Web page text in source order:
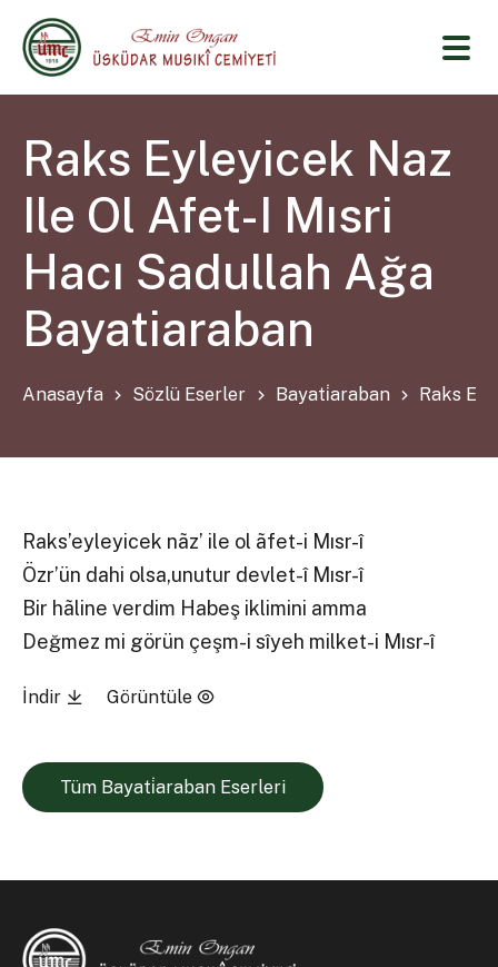
Raks Eyleyicek Naz
Ile Ol Afet-I Mısri
Hacı Sadullah Ağa
Bayatiaraban
Anasayfa Sözlü Eserler Bayati̇araban Raks
Raks’eyleyicek nãz’ ile ol ãfet-i Mısr-î
Özr’ün dahi olsa,unutur devlet-î Mısr-î
Bir hãline verdim Habeş iklimini amma
Değmez mi görün çeşm-i sîyeh milket-i Mısr-î
İndir Görüntüle
Tüm Bayati̇araban Eserleri